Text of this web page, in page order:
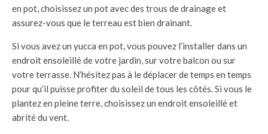
en pot, choisissez un pot avec des trous de drainage et
assurez-vous que le terreau est bien drainant.
Si vous avez un yucca en pot, vous pouvez l’installer dans un
endroit ensoleillé de votre jardin, sur votre balcon ou sur
votre terrasse. N’hésitez pas à le déplacer de temps en temps
pour qu’il puisse profiter du soleil de tous les côtés. Si vous le
plantez en pleine terre, choisissez un endroit ensoleillé et
abrité du vent.